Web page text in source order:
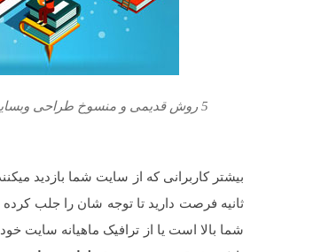
5 روش قدیمی و منسوخ طراحی وبسایت
ثانیه فرصت دارید تا توجه شان را جلب کرده
شما بالا است یا از ترافیک ماهیانه سایت